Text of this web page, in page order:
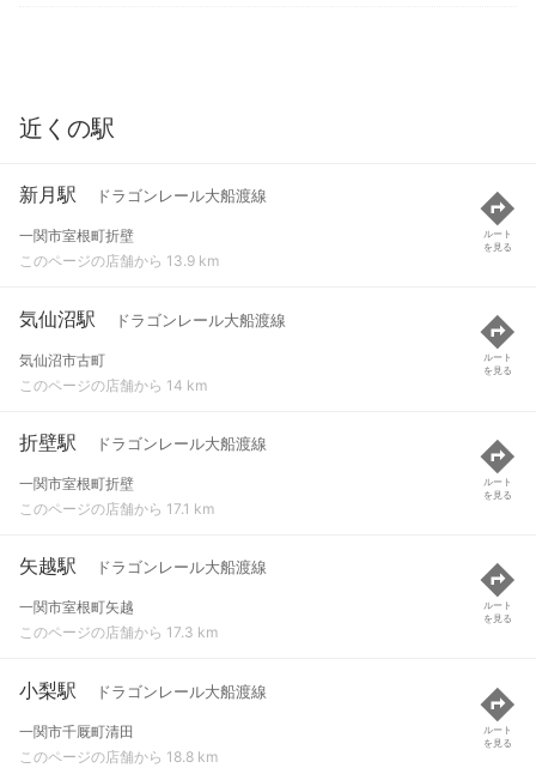
近くの駅
新月駅 ドラゴンレール大船渡線
一関市室根町折壁
このページの店舗から 13.9 km
ルート
を見る
気仙沼駅 ドラゴンレール大船渡線
気仙沼市古町
このページの店舗から 14 km
ルート
を見る
折壁駅 ドラゴンレール大船渡線
一関市室根町折壁
このページの店舗から 17.1 km
ルート
を見る
矢越駅 ドラゴンレール大船渡線
一関市室根町矢越
このページの店舗から 17.3 km
ルート
を見る
小梨駅 ドラゴンレール大船渡線
一関市千厩町清田
このページの店舗から 18.8 km
ルート
を見る